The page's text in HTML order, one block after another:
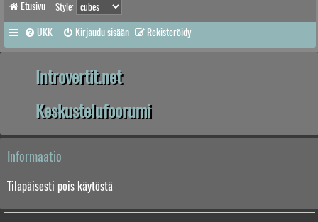
Etusivu Style:
UKK Kirjaudu sisään Rekisteröidy
Introvertit.net
Keskustelufoorumi
Informaatio
Tilapäisesti pois käytöstä